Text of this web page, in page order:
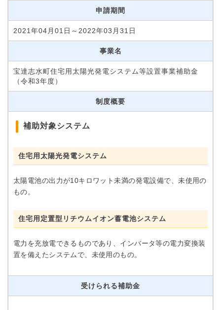
申請期間
2021年04月01日～2022年03月31日
事業名
宝達志水町住宅用太陽光発電システム等設置事業補助金
（令和3年度）
制度概要
補助対象システム
住宅用太陽光発電システム
太陽電池の出力が10キロワット未満の発電設備で、未使用の
もの。
住宅用定置型リチウムイオン蓄電池システム
電力を充放電できるものであり、インバータ等の電力変換装
置を備えたシステムで、未使用のもの。
受けられる補助金